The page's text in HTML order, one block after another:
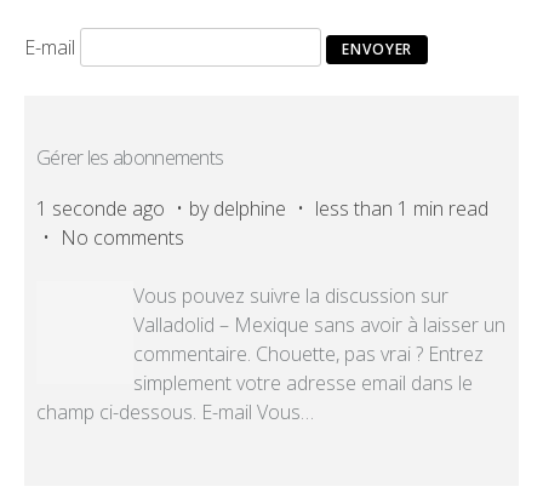
E-mail
Gérer les abonnements
1 seconde ago
bydelphine
less than 1 min read
No comments
Vous pouvez suivre la discussion sur
Valladolid – Mexique sans avoir à laisser un
commentaire. Chouette, pas vrai ? Entrez
simplement votre adresse email dans le
champ ci-dessous. E-mail Vous…